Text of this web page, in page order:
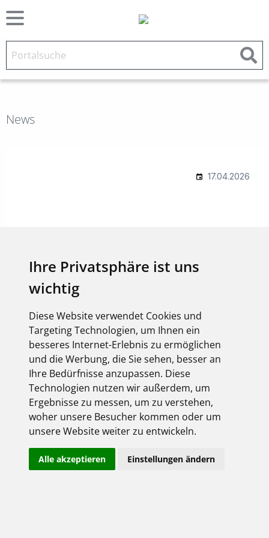
Ihre Privatsphäre ist uns
wichtig
Diese Website verwendet Cookies und
Targeting Technologien, um Ihnen ein
besseres Internet-Erlebnis zu ermöglichen
und die Werbung, die Sie sehen, besser an
Ihre Bedürfnisse anzupassen. Diese
Technologien nutzen wir außerdem, um
Ergebnisse zu messen, um zu verstehen,
woher unsere Besucher kommen oder um
unsere Website weiter zu entwickeln.
Alle akzeptieren Einstellungen ändern
News